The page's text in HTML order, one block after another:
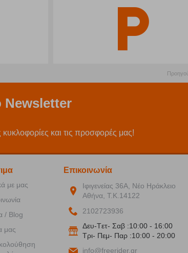
Newsletter
κυκλοφορίες και τις προσφορές μας!
με μας
/ Blog
μας
Επικοινωνία
Ιφιγενείας 36Α, Νέο Ηράκλειο
Αθήνα, Τ.Κ.14122
2102723936
Δευ-Tετ- Σαβ :10:00 - 16:00
Tρι- Πεμ- Παρ :10:00 - 20:00
info@freerider.gr